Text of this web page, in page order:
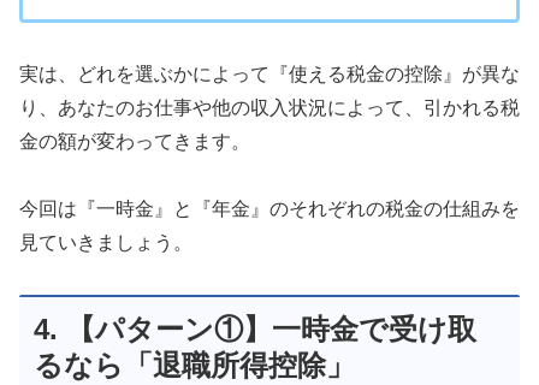
実は、どれを選ぶかによって『使える税金の控除』が異な
り、あなたのお仕事や他の収入状況によって、引かれる税
金の額が変わってきます。
今回は『一時金』と『年金』のそれぞれの税金の仕組みを
見ていきましょう。
4. 【パターン①】一時金で受け取
るなら「退職所得控除」